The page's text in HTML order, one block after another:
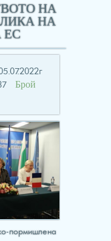
НА
НА
ЕС
Брой
пормишлена